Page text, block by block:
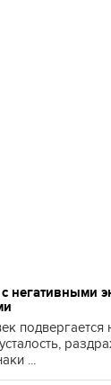
негативными
подвергается
...